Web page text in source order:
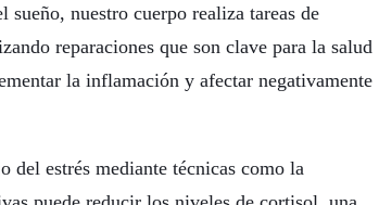
nuestro cuerpo realiza tareas de
reparaciones que son clave para la salud
la inflamación y afectar negativamente
del estrés mediante técnicas como la